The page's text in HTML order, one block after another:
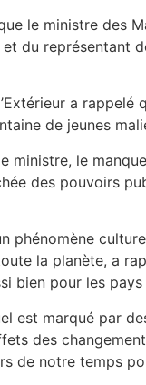
le ministre des
du représentant
a
de jeunes
ministre, le
des pouvoirs
phénomène
la planète, a
bien pour les
est marqué par
des
de notre temps